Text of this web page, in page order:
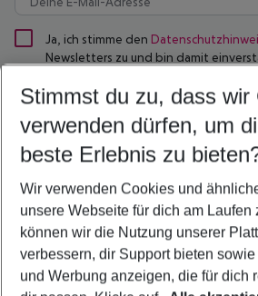
Ja, ich stimme den
Newsletters zu und bin damit
Werbeangebote erstellen zu können.
Jetzt anmelden
Reiseinformationen. Mit dem Absenden deiner
du auch, dass du die Datenschutzerklärung zur
deiner Anmeldung erhältst du sofort eine E-Mail. Erst
bist du zum Newsletter angemeldet. Du findest dann in
über den du dich unkompliziert wieder abmelden kannst.
Stimmst du zu, dass wir
verwenden dürfen, um
beste Erlebnis zu
Wir verwenden Cookies und
unsere Webseite für dich am Laufen
können wir die Nutzung unserer
verbessern, dir Support bieten
und Werbung anzeigen, die für dich